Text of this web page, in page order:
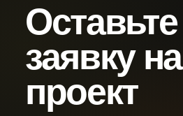
Тел.:+7 (926) 102-29-57
Email:sg.film@yandex.ru
Оставить
Оставьте
заявку на
проект